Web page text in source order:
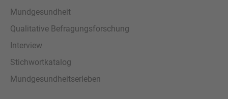
Mundgesundheit
Qualitative Befragungsforschung
Interview
Stichwortkatalog
Mundgesundheitserleben